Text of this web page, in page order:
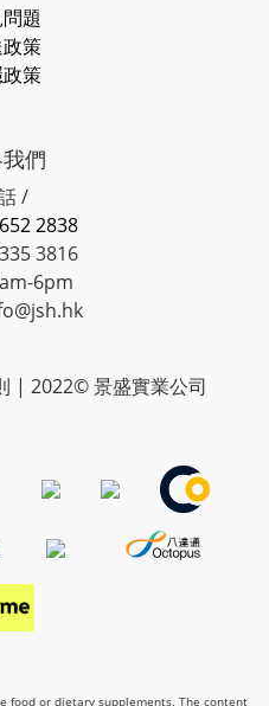
題
策
策
們
/
2838
3816
6pm
| 2022© 景盛實業公司
food or dietary supplements. The content